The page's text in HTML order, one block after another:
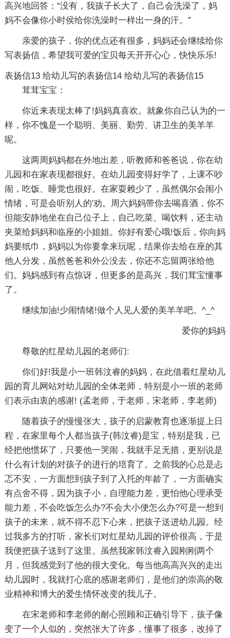
高兴地回答：“没有，我孩子长大了，自己会洗澡了，妈
妈不会像你小时侯给你洗澡时一样出一身的汗。”
亲爱的孩子，你的优点还有很多，妈妈还会继续给你
写表扬信，希望我可爱的宝贝每天开开心心，快快乐乐!
表扬信13
茸茸宝宝：
你近来表现太棒了!妈妈真喜欢。就象你自己认为的一
样，你不愧是一个聪明、美丽、勤劳、讲卫生的美羊羊
呢。
这两周妈妈都在外地出差，听教师和爸爸说，你在幼
儿园和在家表现都很好。在幼儿园变得好学了，上课不吵
闹，吃饭、睡觉也很好。在家耍赖少了，虽然偶尔会闹小
情绪，可是会听别人的'劝。周六妈妈带你去喝喜酒，你不
但能安静地坐在自己位子上，自己吃菜、喝饮料，还主动
夹菜给妈妈和临座的小姐姐。你好有爱心哦!饭后，你向妈
妈要纸巾，妈妈以为你要拿来玩呢，结果你去给在座的其
他人分发，虽然爸爸和外公没去，你还不忘留两张给他
们。妈妈感到有点惊讶，但更多的是高兴，我们茸宝懂事
了。
继续加油!少闹情绪!做个人见人爱的美羊羊吧。^_^
爱你的妈妈
给幼儿写的表扬信14
尊敬的红星幼儿园的老师们:
你们好!我是小一班韩汶睿的妈妈，在此借着红星幼儿
园的育儿网站对幼儿园的全体老师，特别是小一班的老师
们表示由衷的感谢! (孟老师，于老师，宋老师，李老师)
随着孩子的慢慢张大，孩子的启蒙教育也逐渐提上日
程，在家里每个人都当孩子(韩汶睿)是宝，特别是我，已
经把他惯坏了，只要他一哭闹，我就手足无措，更别说是
什么有计划的对孩子的进行的培育了。之前我的心总是忐
忑不安，一方面想到孩子到了入托的年龄了，一方面确实
有点舍不得，因为孩子小，自理能力差，更怕他心理承受
能力差，不会吃饭怎么办?不会大小便怎么办?可是一想到
孩子的未来，就不得不忍下心来，把孩子送进幼儿园。经
过我多方的打听，家长们对红星幼儿园的评价很高，于是
我便把孩子送到了这里。虽然我家韩汶睿入园刚刚两个
月，但我感觉到了他的很大变化。每当他高高兴兴的走出
幼儿园时，我就打心底的感谢老师们，是他们的崇高的敬
业精神和博大的爱生情怀改变的我儿子。
在宋老师和李老师的耐心照顾和正确引导下，孩子像
变了一个人似的，突然张大了许多，懂事了很多，改掉了
给幼儿写的表扬信15